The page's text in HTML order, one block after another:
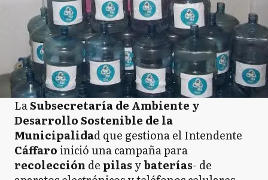
LaSubsecretaría de Ambiente y
Desarrollo Sostenible de la
Municipalidad que gestiona el Intendente
Cáffaro inició una campaña para
recolección de pilas ybaterías- de